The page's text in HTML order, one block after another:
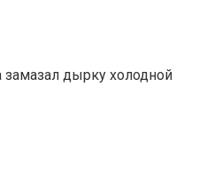
замазал дырку холодной